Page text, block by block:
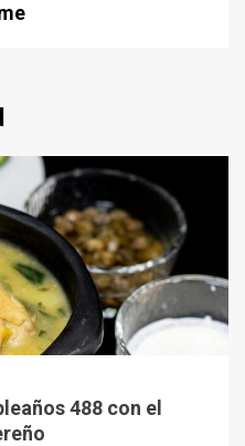
488 con el